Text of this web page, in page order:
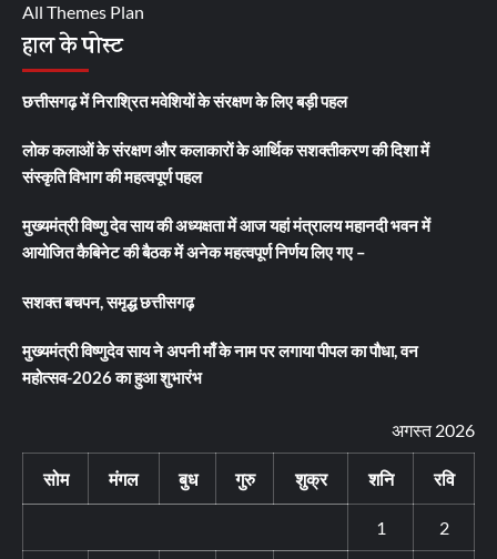
All Themes Plan
हाल के पोस्ट
छत्तीसगढ़ में निराश्रित मवेशियों के संरक्षण के लिए बड़ी पहल
लोक कलाओं के संरक्षण और कलाकारों के आर्थिक सशक्तीकरण की दिशा में
संस्कृति विभाग की महत्वपूर्ण पहल
मुख्यमंत्री विष्णु देव साय की अध्यक्षता में आज यहां मंत्रालय महानदी भवन में
आयोजित कैबिनेट की बैठक में अनेक महत्वपूर्ण निर्णय लिए गए –
सशक्त बचपन, समृद्ध छत्तीसगढ़
मुख्यमंत्री विष्णुदेव साय ने अपनी माँ के नाम पर लगाया पीपल का पौधा, वन
महोत्सव-2026 का हुआ शुभारंभ
अगस्त 2026
सोम मंगल बुध गुरु शुक्र शनि रवि
1 2